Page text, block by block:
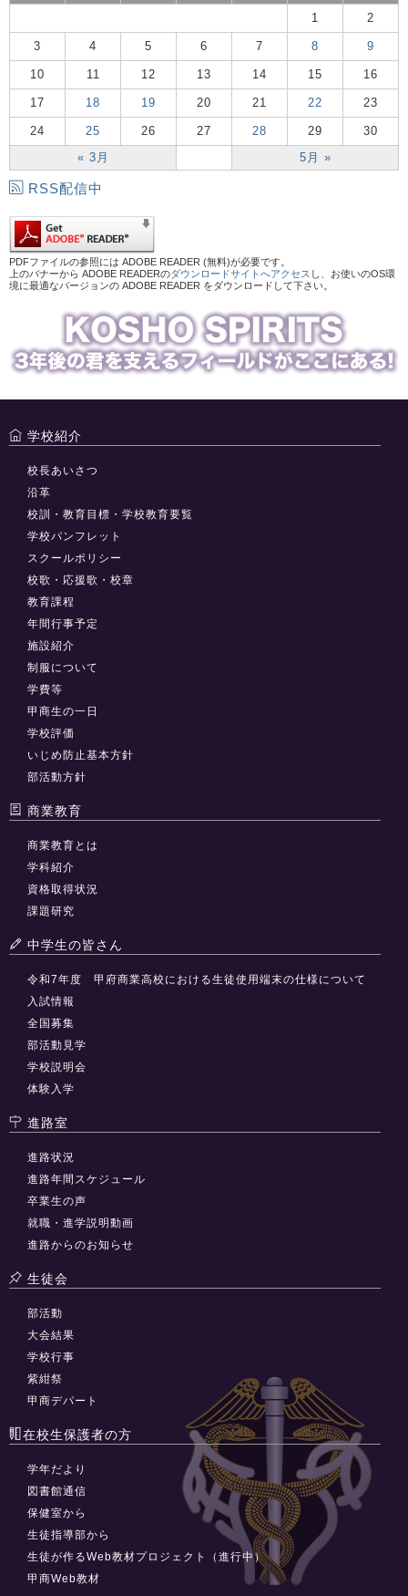
« 3月 5月 »
1 2
3 4 5 6 7 8 9
10 11 12 13 14 15 16
17 18 19 20 21 22 23
24 25 26 27 28 29 30
RSS配信中
PDFファイルの参照には ADOBE READER (無料)が必要です。
上のバナーから ADOBE READERのダウンロードサイトへアクセス し、お使いのOS環
境に最適なバージョンの ADOBE READER をダウンロードして下さい。
学校紹介
校長あいさつ
沿革
校訓・教育目標・学校教育要覧
学校パンフレット
スクールポリシー
校歌・応援歌・校章
教育課程
年間行事予定
施設紹介
制服について
学費等
甲商生の一日
学校評価
いじめ防止基本方針
部活動方針
商業教育
商業教育とは
学科紹介
資格取得状況
課題研究
中学生の皆さん
令和7年度 甲府商業高校における生徒使用端末の仕様について
入試情報
全国募集
部活動見学
学校説明会
体験入学
進路室
進路状況
進路年間スケジュール
卒業生の声
就職・進学説明動画
進路からのお知らせ
生徒会
部活動
大会結果
学校行事
紫紺祭
甲商デパート
在校生保護者の方
学年だより
図書館通信
保健室から
生徒指導部から
生徒が作るWeb教材プロジェクト（進行中）
甲商Web教材